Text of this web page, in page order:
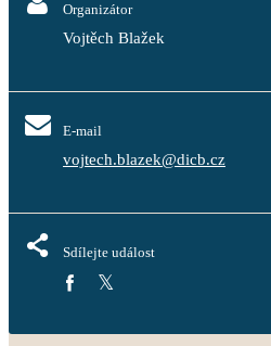
Organizátor
Vojtěch Blažek
E-mail
vojtech.blazek@dicb.cz
Sdílejte událost